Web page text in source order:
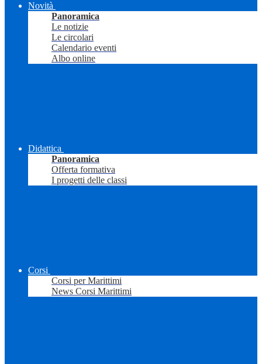
Novità
Panoramica
Le notizie
Le circolari
Calendario eventi
Albo online
Didattica
Panoramica
Offerta formativa
I progetti delle classi
Corsi
Corsi per Marittimi
News Corsi Marittimi